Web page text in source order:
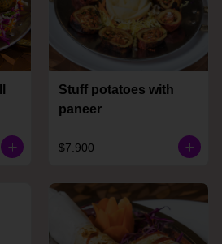
Stuff potatoes with
paneer
$7.900